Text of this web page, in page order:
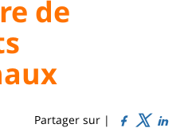
de
Partager sur |